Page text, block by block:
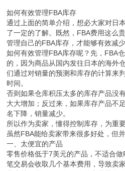
如何有效管理FBA库存
通过上面的简单介绍，想必大家对日
了一定的了解。既然，FBA费用这么
管理自己的FBA库存，才能够有效减
如何有效管理FBA库存呢？先，FBA
的，因为商品从国内发往日本的海外
们通过对销量的预测和库存的计算来
时间。
否则如果仓库积压太多的库存产品没
大大增加；反过来，如果库存产品不
名下降，销量减少。
所以作为卖家，懂得控制库存，为重要
虽然FBA能给卖家带来很多好处，但
一、太便宜的产品
零售价格低于7美元的产品，不适合
笔交易会收取几个基本费用，导致卖